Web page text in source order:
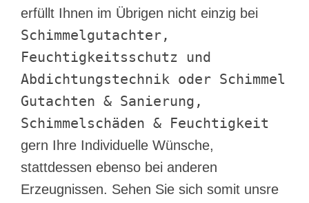
erfüllt Ihnen im Übrigen nicht einzig bei
Schimmelgutachter,
Feuchtigkeitsschutz und
Abdichtungstechnik oder Schimmel
Gutachten & Sanierung,
Schimmelschäden & Feuchtigkeit
gern Ihre Individuelle Wünsche,
stattdessen ebenso bei anderen
Erzeugnissen. Sehen Sie sich somit unsre